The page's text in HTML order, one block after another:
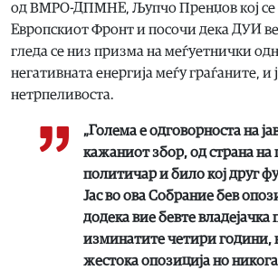
од ВМРО-ДПМНЕ, Љупчо Пренџов кој се
Европскиот Фронт и посочи дека ДУИ
гледа се низ призма на меѓуетнички
негативната енергија меѓу граѓаните, и
нетрпеливоста.
„Голема е одговорноста на
кажаниот збор, од страна на
политичар и било кој друг
Јас во ова Собрание бев
додека вие бевте владејачка
изминатите четири години,
жестока опозиција но